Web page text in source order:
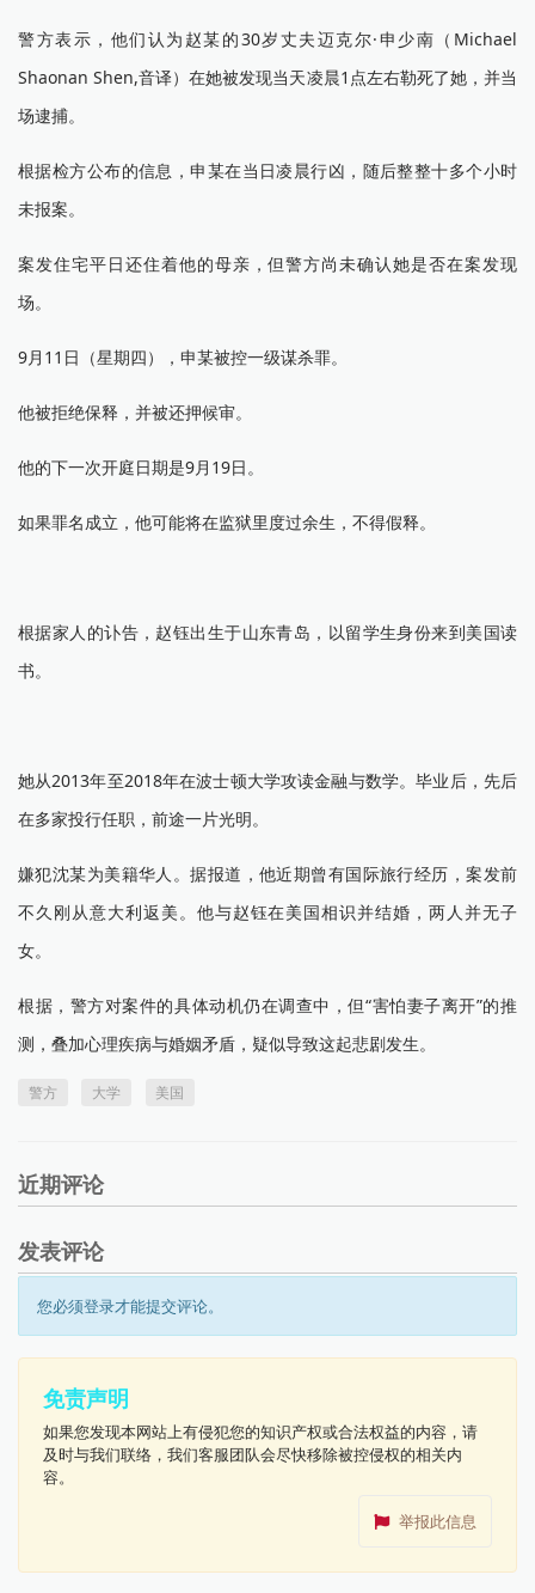
警方表示，他们认为赵某的30岁丈夫迈克尔·申少南（Michael
Shaonan Shen,音译）在她被发现当天凌晨1点左右勒死了她，并当
场逮捕。
根据检方公布的信息，申某在当日凌晨行凶，随后整整十多个小时
未报案。
案发住宅平日还住着他的母亲，但警方尚未确认她是否在案发现
场。
9月11日（星期四），申某被控一级谋杀罪。
他被拒绝保释，并被还押候审。
他的下一次开庭日期是9月19日。
如果罪名成立，他可能将在监狱里度过余生，不得假释。
根据家人的讣告，赵钰出生于山东青岛，以留学生身份来到美国读
书。
她从2013年至2018年在波士顿大学攻读金融与数学。毕业后，先后
在多家投行任职，前途一片光明。
嫌犯沈某为美籍华人。据报道，他近期曾有国际旅行经历，案发前
不久刚从意大利返美。他与赵钰在美国相识并结婚，两人并无子
女。
根据，警方对案件的具体动机仍在调查中，但“害怕妻子离开”的推
测，叠加心理疾病与婚姻矛盾，疑似导致这起悲剧发生。
警方 大学 美国
近期评论
发表评论
您必须登录才能提交评论。
免责声明
如果您发现本网站上有侵犯您的知识产权或合法权益的内容，请
及时与我们联络，我们客服团队会尽快移除被控侵权的相关内
容。
举报此信息